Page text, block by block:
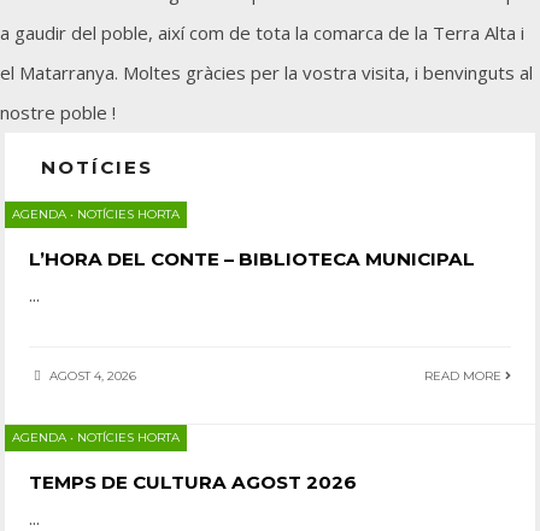
a gaudir del poble, així com de tota la comarca de la Terra Alta i
el Matarranya. Moltes gràcies per la vostra visita, i benvinguts al
nostre poble !
NOTÍCIES
AGENDA • NOTÍCIES HORTA
L’HORA DEL CONTE – BIBLIOTECA MUNICIPAL
...
AGOST 4, 2026 READ MORE
AGENDA • NOTÍCIES HORTA
TEMPS DE CULTURA AGOST 2026
...